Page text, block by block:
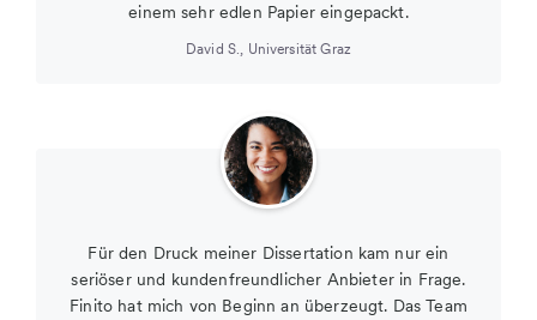
einem sehr edlen Papier eingepackt.
David S., Universität Graz
Für den Druck meiner Dissertation kam nur ein
seriöser und kundenfreundlicher Anbieter in Frage.
Finito hat mich von Beginn an überzeugt. Das Team